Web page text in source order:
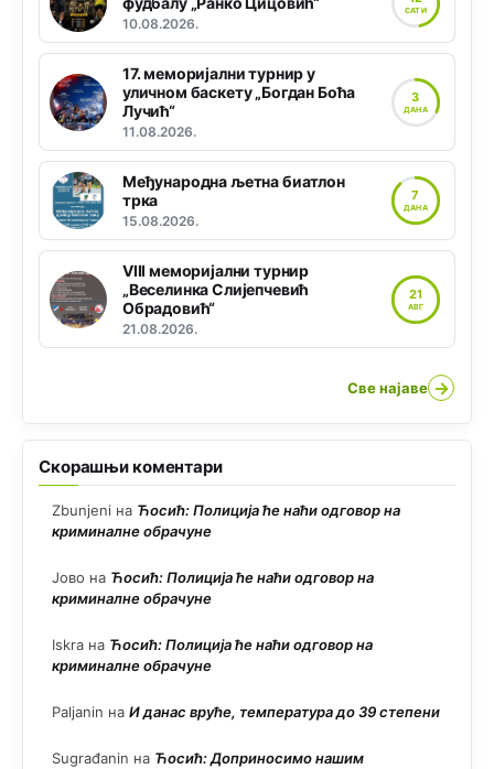
10.08.2026.
САТИ
17. меморијални турнир у
уличном баскету „Богдан Боћа
Лучић“
11.08.2026.
3
ДАНА
Међународна љетна биатлон
трка
15.08.2026.
7
ДАНА
VIII меморијални турнир
„Веселинка Слијепчевић
Обрадовић“
21.08.2026.
21
АВГ
Све најаве →
Скорашњи коментари
Zbunjeni на Ћосић: Полиција ће наћи одговор на
криминалне обрачуне
Јово на Ћосић: Полиција ће наћи одговор на
криминалне обрачуне
Iskra на Ћосић: Полиција ће наћи одговор на
криминалне обрачуне
Paljanin на И данас вруће, температура до 39 степени
Sugrađanin на Ћосић: Доприносимо нашим